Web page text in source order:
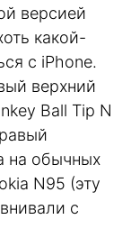
версией
какой-
с iPhone.
верхний
Ball Tip N
на обычных
N95 (эту
с